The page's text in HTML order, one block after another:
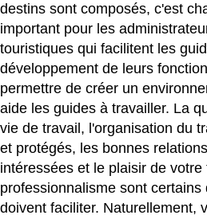
destins sont composés, c'est
important pour les
touristiques qui facilitent les
développement de leurs
permettre de créer un
aide les guides à travailler. La
vie de travail, l'organisation du
et protégés, les bonnes
intéressées et le plaisir de
professionnalisme sont certains
doivent faciliter. Naturellement,